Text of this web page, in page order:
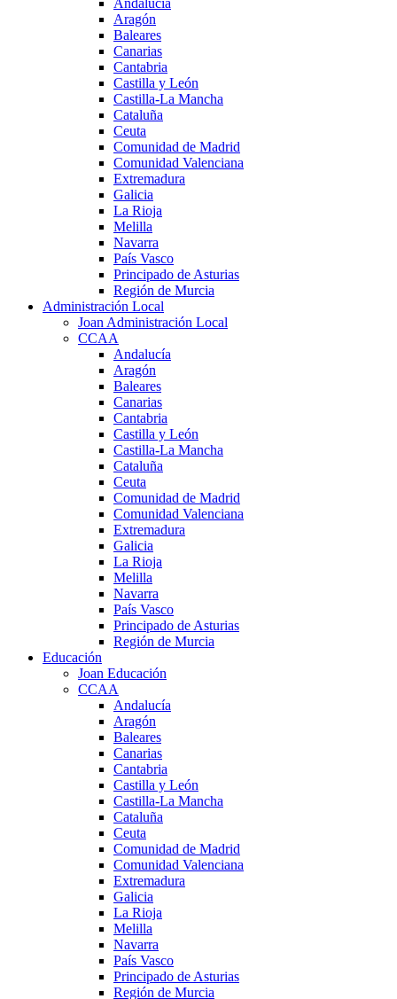
Aragón
Baleares
Canarias
Cantabria
Castilla y León
Castilla-La Mancha
Cataluña
Ceuta
Comunidad de Madrid
Comunidad Valenciana
Extremadura
Galicia
La Rioja
Melilla
Navarra
País Vasco
Principado de Asturias
Región de Murcia
Administración Local
Joan Administración Local
CCAA
Andalucía
Aragón
Baleares
Canarias
Cantabria
Castilla y León
Castilla-La Mancha
Cataluña
Ceuta
Comunidad de Madrid
Comunidad Valenciana
Extremadura
Galicia
La Rioja
Melilla
Navarra
País Vasco
Principado de Asturias
Región de Murcia
Educación
Joan Educación
CCAA
Andalucía
Aragón
Baleares
Canarias
Cantabria
Castilla y León
Castilla-La Mancha
Cataluña
Ceuta
Comunidad de Madrid
Comunidad Valenciana
Extremadura
Galicia
La Rioja
Melilla
Navarra
País Vasco
Principado de Asturias
Región de Murcia